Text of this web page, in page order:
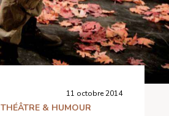
11 octobre 2014
THÉÂTRE & HUMOUR